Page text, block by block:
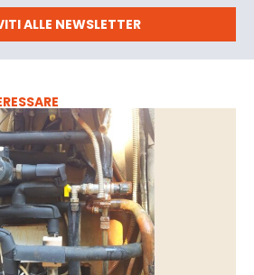
ALLE NEWSLETTER